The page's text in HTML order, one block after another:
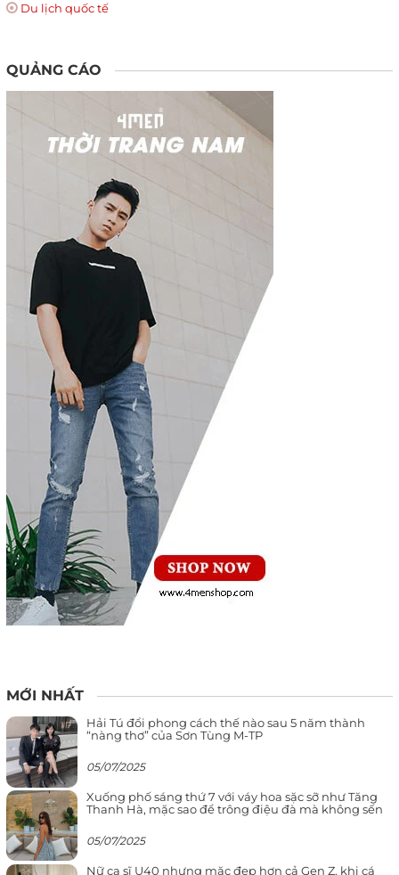
Du lịch quốc tế
QUẢNG CÁO
MỚI NHẤT
Hải Tú đổi phong cách thế nào sau 5 năm thành
“nàng thơ” của Sơn Tùng M-TP
05/07/2025
Xuống phố sáng thứ 7 với váy hoa sặc sỡ như Tăng
Thanh Hà, mặc sao để trông điệu đà mà không sến
05/07/2025
Nữ ca sĩ U40 nhưng mặc đẹp hơn cả Gen Z, khi cá